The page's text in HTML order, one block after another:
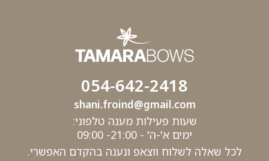
054-642-2418
shani.froind@gmail.com
שעות פעילות מענה טלפוני:
ימים א'-ה' - 21:00- 09:00
לכל שאלה לשלוח ווצאפ ונענה בהקדם האפשרי.